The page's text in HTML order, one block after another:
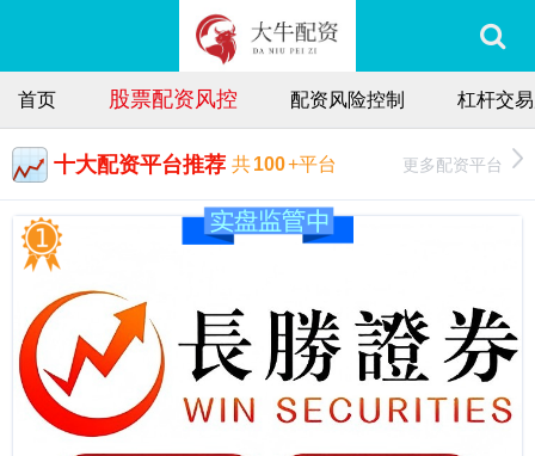
首页 股票配资风控 配资风险控制 杠杆交
十大配资平台推荐 共100+平台 更多配资平台